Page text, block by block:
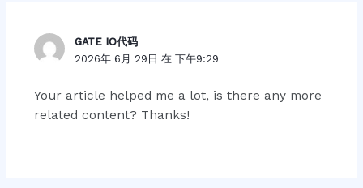
GATE IO代码
2026年 6月 29日 在 下午9:29
Your article helped me a lot, is there any more
related content? Thanks!